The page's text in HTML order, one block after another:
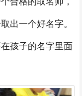
出一个好名字。
孩子的名字里面